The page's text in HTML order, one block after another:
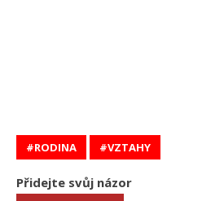
RODINA VZTAHY
Přidejte svůj názor